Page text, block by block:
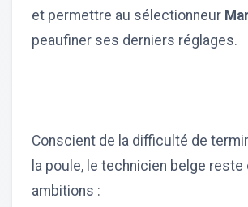
et permettre au sélectionneur
peaufiner ses derniers réglages.
Conscient de la difficulté de
la poule, le technicien belge
ambitions :